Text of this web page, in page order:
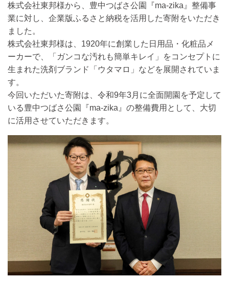
株式会社東邦様から、豊中つばさ公園『ma-zika』整備事
業に対し、企業版ふるさと納税を活用した寄附をいただき
ました。
株式会社東邦様は、1920年に創業した日用品・化粧品メ
ーカーで、「ガンコな汚れも簡単キレイ」をコンセプトに
生まれた洗剤ブランド「ウタマロ」などを展開されていま
す。
今回いただいた寄附は、令和9年3月に全面開園を予定して
いる豊中つばさ公園『ma-zika』の整備費用として、大切
に活用させていただきます。